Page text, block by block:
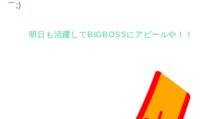
￣;)
明日も活躍してBIGBOSSにアピールや！！